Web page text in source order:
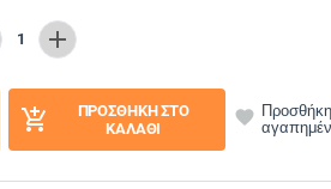
1 add
add_shopping_cart
ΠΡΟΣΘΉΚΗ ΣΤΟ
ΚΑΛΆΘΙ
favorite